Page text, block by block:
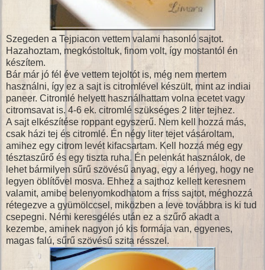
Szegeden a Tejpiacon vettem valami hasonló sajtot.
Hazahoztam, megkóstoltuk, finom volt, így mostantól én
készítem.
Bár már jó fél éve vettem tejoltót is, még nem mertem
használni, így ez a sajt is citromlével készült, mint az indiai
paneer. Citromlé helyett használhattam volna ecetet vagy
citromsavat is. 4-6 ek. citromlé szükséges 2 liter tejhez.
A sajt elkészítése roppant egyszerű. Nem kell hozzá más,
csak házi tej és citromlé. Én négy liter tejet vásároltam,
amihez egy citrom levét kifacsartam. Kell hozzá még egy
tésztaszűrő és egy tiszta ruha. Én pelenkát használok, de
lehet bármilyen sűrű szövésű anyag, egy a lényeg, hogy ne
legyen öblítővel mosva. Ehhez a sajthoz kellett keresnem
valamit, amibe belenyomkodhatom a friss sajtot, méghozzá
rétegezve a gyümölccsel, miközben a leve továbbra is ki tud
csepegni. Némi keresgélés után ez a szűrő akadt a
kezembe, aminek nagyon jó kis formája van, egyenes,
magas falú, sűrű szövésű szita résszel.